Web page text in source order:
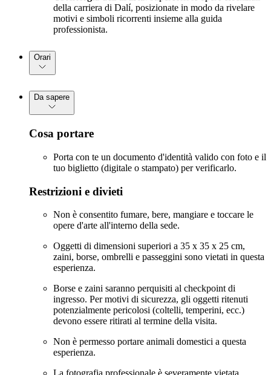
della carriera di Dalí, posizionate in modo da rivelare
motivi e simboli ricorrenti insieme alla guida
professionista.
Orari
Da sapere
Cosa portare
Porta con te un documento d'identità valido con foto e il
tuo biglietto (digitale o stampato) per verificarlo.
Restrizioni e divieti
Non è consentito fumare, bere, mangiare e toccare le
opere d'arte all'interno della sede.
Oggetti di dimensioni superiori a 35 x 35 x 25 cm,
zaini, borse, ombrelli e passeggini sono vietati in questa
esperienza.
Borse e zaini saranno perquisiti al checkpoint di
ingresso. Per motivi di sicurezza, gli oggetti ritenuti
potenzialmente pericolosi (coltelli, temperini, ecc.)
devono essere ritirati al termine della visita.
Non è permesso portare animali domestici a questa
esperienza.